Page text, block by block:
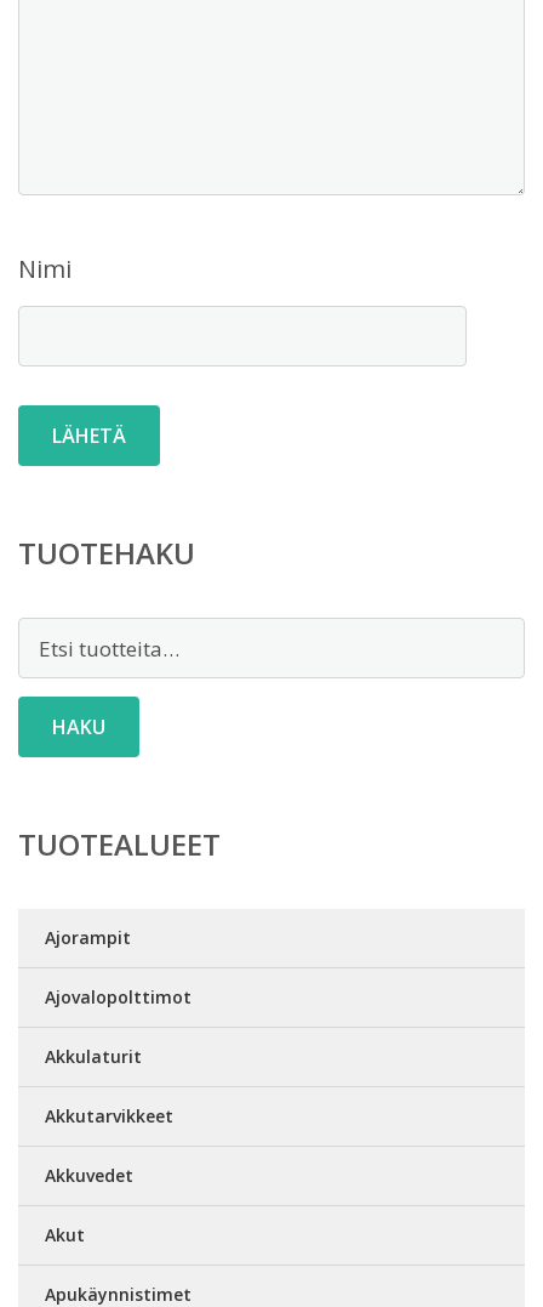
Nimi
TUOTEHAKU
HAKU
TUOTEALUEET
Ajorampit
Ajovalopolttimot
Akkulaturit
Akkutarvikkeet
Akkuvedet
Akut
Apukäynnistimet